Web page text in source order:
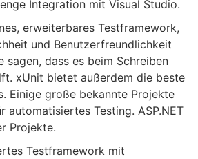
Integration mit Visual Studio.
erweiterbares Testframework,
und Benutzerfreundlichkeit
sagen, dass es beim Schreiben
xUnit bietet außerdem die beste
Einige große bekannte Projekte
automatisiertes Testing. ASP.NET
Projekte.
Testframework mit